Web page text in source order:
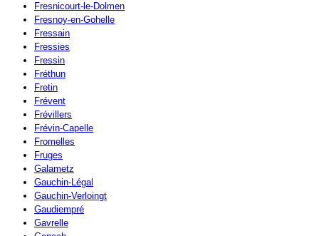
Fresnicourt-le-Dolmen
Fresnoy-en-Gohelle
Fressain
Fressies
Fressin
Fréthun
Fretin
Frévent
Frévillers
Frévin-Capelle
Fromelles
Fruges
Galametz
Gauchin-Légal
Gauchin-Verloingt
Gaudiempré
Gavrelle